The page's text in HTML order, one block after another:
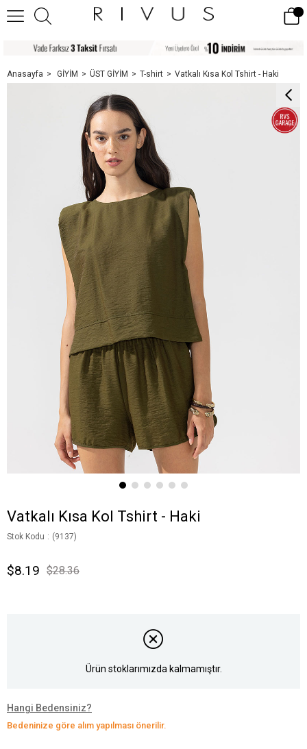
Anasayfa GİYİM ÜST GİYİM T-shirt Vatkalı Kısa Kol Tshirt - Haki
Vatkalı Kısa Kol Tshirt - Haki
Stok Kodu (9137)
$28.36
$8.19
Ürün stoklarımızda kalmamıştır.
Hangi Bedensiniz?
Bedeninize göre alım yapılması önerilir.